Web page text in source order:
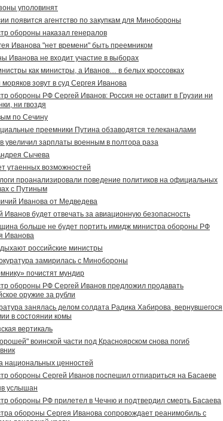
уполовинят
появится агентство по закупкам для Минобороны
обороны наказал генералов
Иванова "нет времени" быть преемником
Иванова не входит участие в выборах
как министры, а Иванов… в белых кроссовках
зовут в суд Сергея Иванова
обороны РФ Сергей Иванов: Россия не оставит в Грузии ни
ни гвоздя
по Сечину
преемники Путина обзаводятся телеканалами
увеличил зарплаты военным в полтора раза
Сычева
утаенных возможностей
проанализировали поведение политиков на официальных
с Путиным
Иванова от Медведева
Иванов будет отвечать за авиационную безопасность
больше не будет портить имидж министра обороны РФ
Иванова
российские министры
замирилась с Минобороны
почистят мундир
обороны РФ Сергей Иванов предложил продавать
оружие за рубли
занялась делом солдата Радика Хабирова, вернувшегося
в состоянии комы
вертикаль
воинской части под Красноярском снова погиб
национальных ценностей
обороны Сергей Иванов поспешил отпиариться на Басаеве
услышан
обороны РФ прилетел в Чечню и подтвердил смерть Басаева
обороны Сергея Иванова сопровождает реанимобиль с